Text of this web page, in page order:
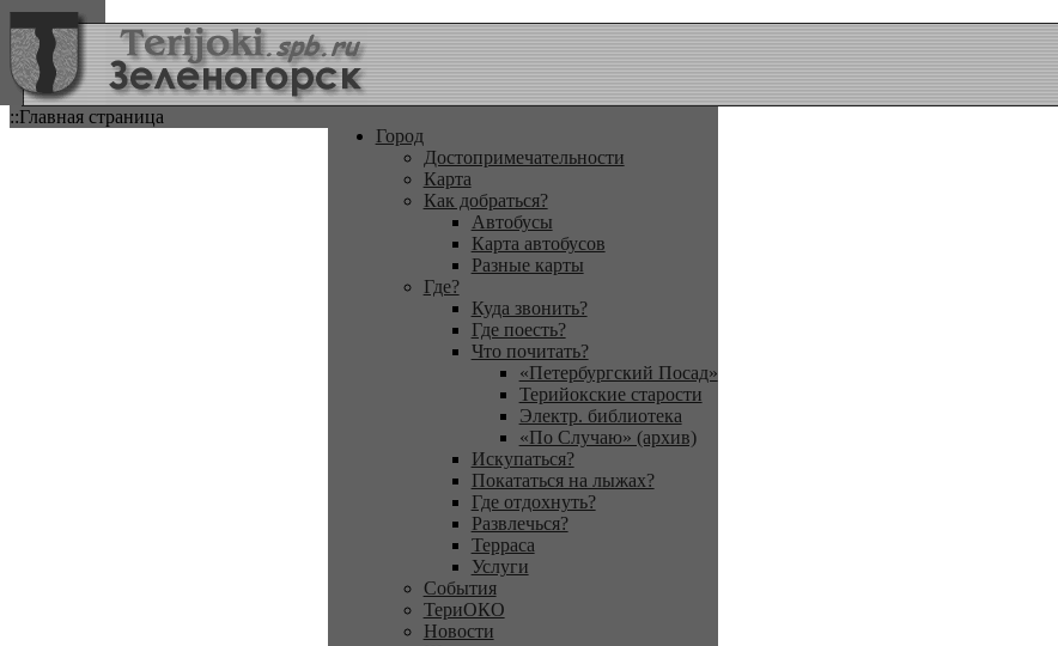
::Главная страница
Город
Достопримечательности
Карта
Как добраться?
Автобусы
Карта автобусов
Разные карты
Где?
Куда звонить?
Где поесть?
Что почитать?
«Петербургский Посад»
Терийокские старости
Электр. библиотека
«По Случаю» (архив)
Искупаться?
Покататься на лыжах?
Где отдохнуть?
Развлечься?
Терраса
Услуги
События
ТериОКО
Новости